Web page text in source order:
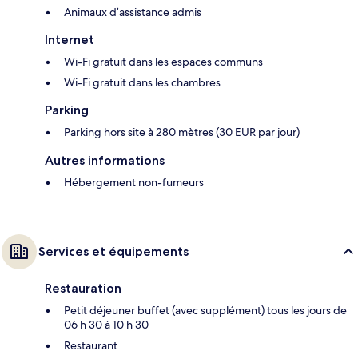
Animaux d’assistance admis
Internet
Wi-Fi gratuit dans les espaces communs
Wi-Fi gratuit dans les chambres
Parking
Parking hors site à 280 mètres (30 EUR par jour)
Autres informations
Hébergement non-fumeurs
Services et équipements
Restauration
Petit déjeuner buffet (avec supplément) tous les jours de
06 h 30 à 10 h 30
Restaurant